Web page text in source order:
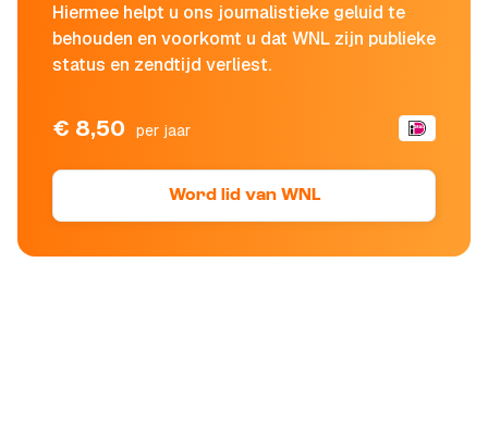
Hiermee helpt u ons journalistieke geluid te
behouden en voorkomt u dat WNL zijn publieke
status en zendtijd verliest.
€ 8,50 per jaar
Word lid van WNL